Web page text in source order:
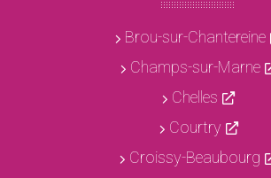
Brou-sur-Chantereine
Champs-sur-Marne
Chelles
Courtry
Croissy-Beaubourg